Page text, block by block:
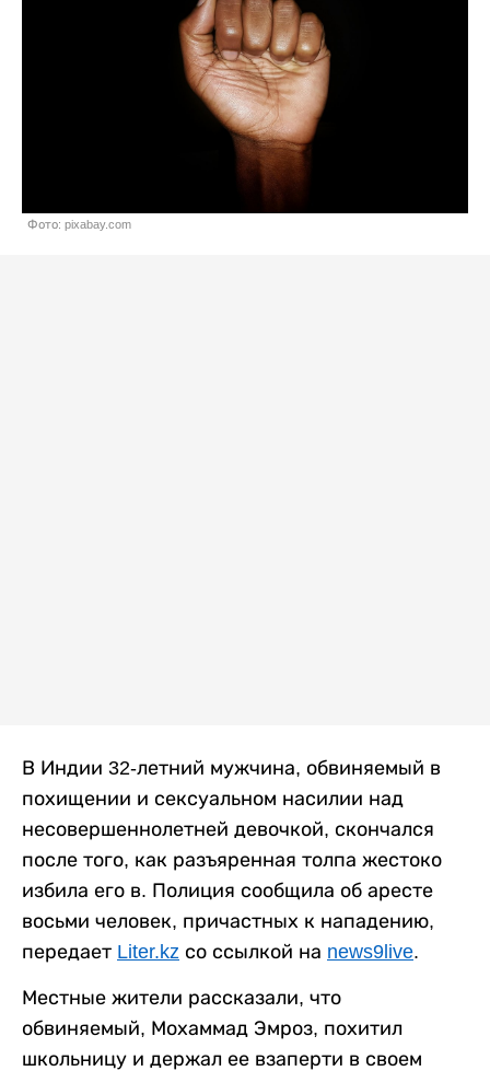
Фото: pixabay.com
В Индии 32-летний мужчина, обвиняемый в
похищении и сексуальном насилии над
несовершеннолетней девочкой, скончался
после того, как разъяренная толпа жестоко
избила его в. Полиция сообщила об аресте
восьми человек, причастных к нападению,
передает Liter.kz со ссылкой на news9live.
Местные жители рассказали, что
обвиняемый, Мохаммад Эмроз, похитил
школьницу и держал ее взаперти в своем